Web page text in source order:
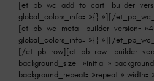
[et_pb_wc_add_to_cart
global_colors_info= »{} »][/
[et_pb_wc_meta _builder_version=
global_colors_info= »{} »][/
[/et_pb_row][et_pb_row
background_size= »initial »
background_repeat= »repeat » width=